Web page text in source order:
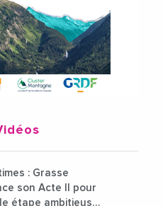
: Grasse
son Acte II pour
étape ambitieuse